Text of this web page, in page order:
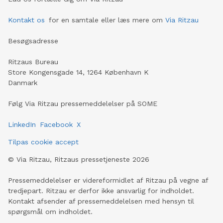
Kontakt os for en samtale eller læs mere om Via Ritzau
Besøgsadresse
Ritzaus Bureau
Store Kongensgade 14, 1264 København K
Danmark
Følg Via Ritzau pressemeddelelser på SOME
LinkedIn Facebook X
Tilpas cookie accept
© Via Ritzau, Ritzaus pressetjeneste 2026
Pressemeddelelser er videreformidlet af Ritzau på vegne af
tredjepart. Ritzau er derfor ikke ansvarlig for indholdet.
Kontakt afsender af pressemeddelelsen med hensyn til
spørgsmål om indholdet.